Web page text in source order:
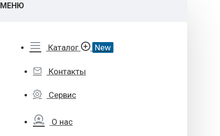
МЕНЮ
Каталог New
Контакты
Сервис
О нас